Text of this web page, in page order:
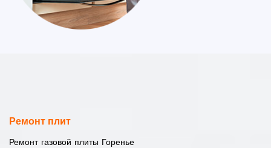
Ремонт плит
Ремонт газовой плиты Горенье